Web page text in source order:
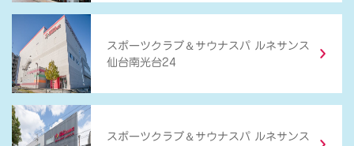
スポーツクラブ ＆ サウナスパ ルネサンス
仙台南光台24
スポーツクラブ ＆ サウナスパ ルネサンス